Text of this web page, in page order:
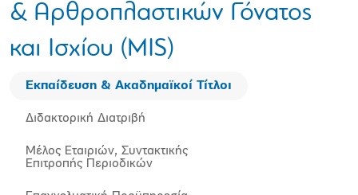
& Αρθροπλαστικών Γόνατος
και Ισχίου (MIS)
Εκπαίδευση & Ακαδημαϊκοί Τίτλοι
Διδακτορική Διατριβή
Μέλος Εταιριών, Συντακτικής
Επιτροπής Περιοδικών